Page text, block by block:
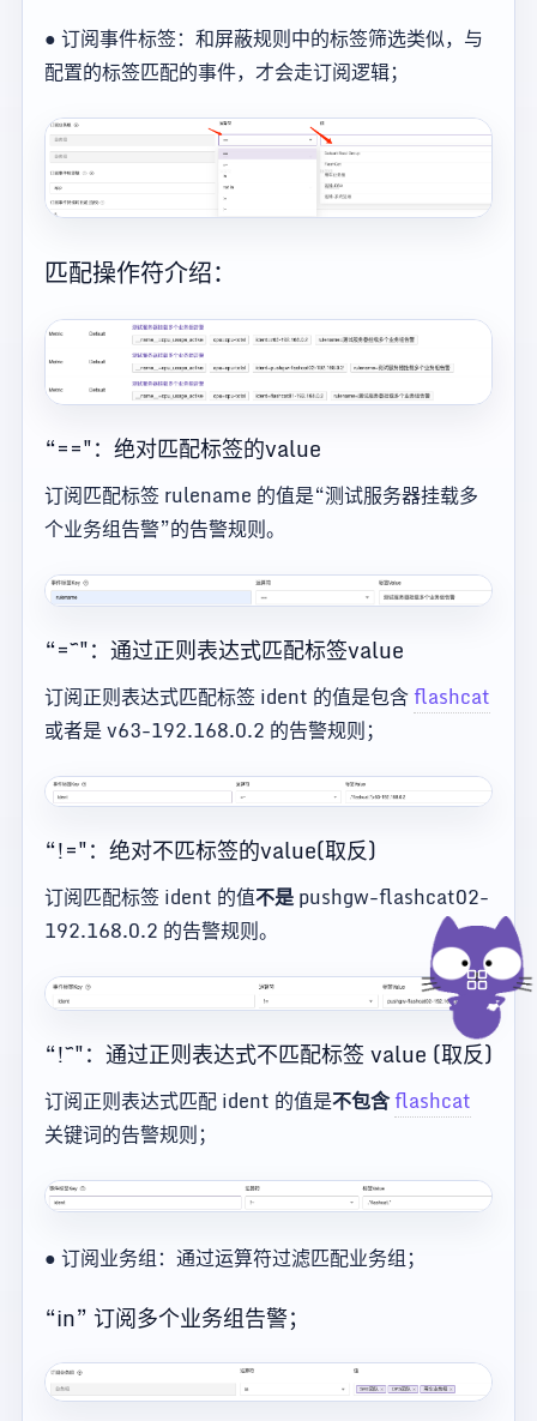
● 订阅事件标签：和屏蔽规则中的标签筛选类似，与
配置的标签匹配的事件，才会走订阅逻辑；
匹配操作符介绍：
“=="：绝对匹配标签的value
订阅匹配标签 rulename 的值是“测试服务器挂载多
个业务组告警”的告警规则。
“=~"：通过正则表达式匹配标签value
订阅正则表达式匹配标签 ident 的值是包含flashcat
或者是 v63-192.168.0.2 的告警规则；
“!="：绝对不匹标签的value(取反)
订阅匹配标签 ident 的值不是pushgw-flashcat02-
192.168.0.2 的告警规则。
“!~"：通过正则表达式不匹配标签 value (取反)
订阅正则表达式匹配 ident 的值是不包含flashcat
关键词的告警规则；
● 订阅业务组：通过运算符过滤匹配业务组；
“in” 订阅多个业务组告警；